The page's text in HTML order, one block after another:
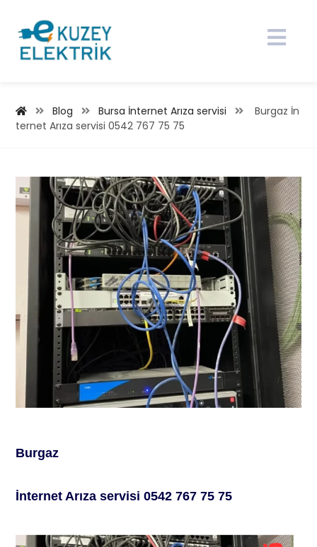
Blog Bursa İnternet Arıza servisi
Burgaz İn
ternet Arıza servisi 0542 767 75 75
Burgaz
İnternet Arıza servisi0542 767 75 75